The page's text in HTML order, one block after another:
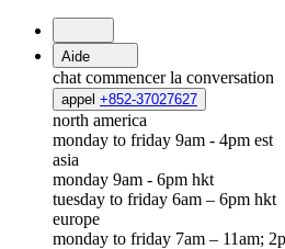
Aide
chat commencer la conversation
appel +852-37027627
north america
monday to friday 9am - 4pm est
asia
monday 9am - 6pm hkt
tuesday to friday 6am – 6pm hkt
europe
monday to friday 7am – 11am;